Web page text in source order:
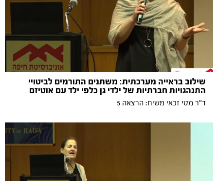
שילוב בראייה מערכתית: משתנים התורמים לביטויי
התנהגויות חברתיות של ילדי גן כלפי ילד עם אוטיזם
ד"ר מטי זכאי משיח: הרצאה 5